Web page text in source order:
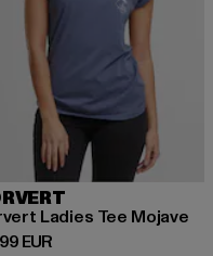
EUR
Ladies Tee Mojave
EURPreis: 28,99 EUR